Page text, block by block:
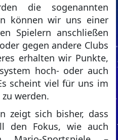
die sogenannten
können wir uns einer
Spielern anschließen
gegen andere Clubs
erhalten wir Punkte,
hoch- oder auch
scheint viel für uns im
werden.
zeigt sich bisher, dass
den Fokus, wie auch